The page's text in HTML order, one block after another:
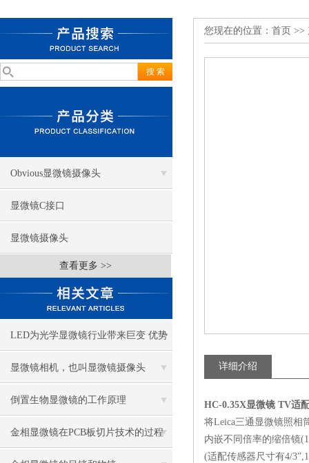
Obvious显微镜摄像头
显微镜C接口
显微镜摄像头
查看更多 >>
LED为光学显微镜行业带来巨变 优势
比传统卤素更明显
显微镜相机，也叫显微镜摄像头
倒置生物显微镜的工作原理
金相显微镜在PCB板切片技术的过程
您现在的位置： 首页 >>
详细介绍
HC-0.35X显微镜 TV适
将Leica三通显微镜照相
内嵌不同倍率的缩倍镜
(适配传感器尺寸有4/